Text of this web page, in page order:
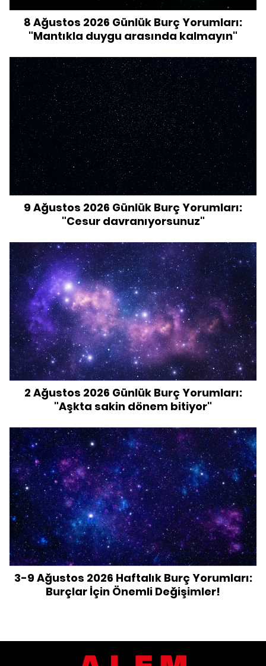
8 Ağustos 2026 Günlük Burç Yorumları:
"Mantıkla duygu arasında kalmayın"
9 Ağustos 2026 Günlük Burç Yorumları:
"Cesur davranıyorsunuz"
2 Ağustos 2026 Günlük Burç Yorumları:
"Aşkta sakin dönem bitiyor"
3-9 Ağustos 2026 Haftalık Burç Yorumları:
Burçlar İçin Önemli Değişimler!